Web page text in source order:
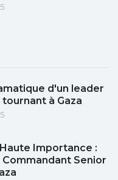
d'un leader
tournant à Gaza
Importance :
Commandant Senior